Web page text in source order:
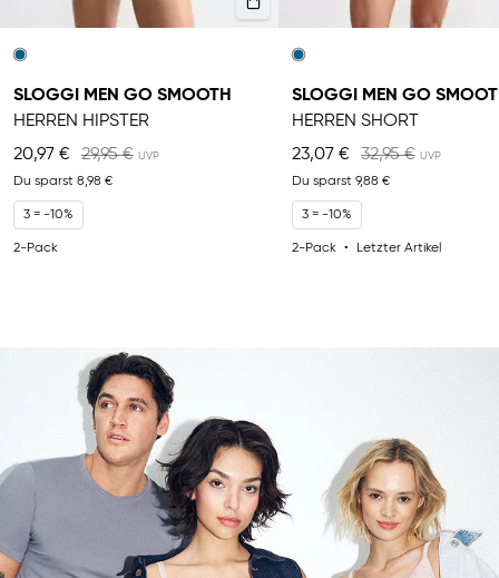
SLOGGI MEN GO SMOOTH
HERREN HIPSTER
20,97 €
29,95 €
Du sparst 8,98 €
3 = -10%
2-Pack
SLOGGI MEN GO
HERREN SHORT
23,07 €
32,95 €
Du sparst 9,88 €
3 = -10%
2-Pack Letzter Artikel